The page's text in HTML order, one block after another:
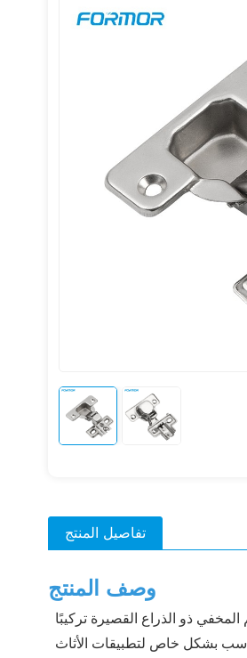
تفاصيل المنتج
وصف المنتج
المخفي ذو الذراع القصيرة تركيبًا
بشكل خاص لتطبيقات الأثاث